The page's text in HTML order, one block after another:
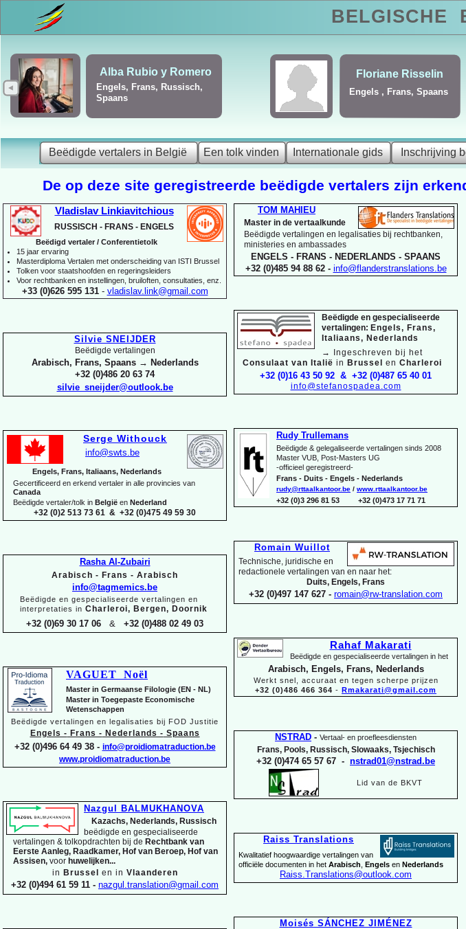
Beëdigde vertalers
Beëdigde vertalers in België Een tolk vinden Internationale gids Inschrijving
Frédérique Christiaens
Engels, Frans, Portugees,
Spaans
Alba Carvajal
Duits, Engels,
Portugees, Spaans
BELGISCHE
De op deze site geregistreerde beëdigde vertalers zijn
TOM MAHIEU
Master in de vertaalkunde
Beëdigde vertalingen en legalisaties bij rechtbanken,
ministeries en ambassades
ENGELS - FRANS - NEDERLANDS - SPAANS
+32 (0)485 94 88 62 - info@flanderstranslations.be
Beëdigde en gespecialiseerde
vertalingen: Engels, Frans,
Italiaans, Nederlands
→
Ingeschreven bij het
Consulaat van Italië in Brussel en Charleroi
+32 (0)16 43 50 92 & +32 (0)487 65 40 01
info@stefanospadea.com
Rudy Trullemans
Beëdigde & gelegaliseerde vertalingen sinds 2008
Master VUB, Post-Masters UG
-officieel geregistreerd-
Frans - Duits - Engels - Nederlands
rudy@rttaalkantoor.be / www.rttaalkantoor.be
+32 (0)3 296 81 53 +32 (0)473 17 71 71
Romain Wuillot
Technische, juridische en
redactionele vertalingen van en naar het:
Duits, Engels, Frans
+32 (0)497 147 627 - romain@rw-translation.com
Rahaf Makarati
Beëdigde en gespecialiseerde vertalingen in het
Arabisch, Engels, Frans, Nederlands
Werkt snel, accuraat en tegen scherpe prijzen
+32 (0)486 466 364 - Rmakarati@gmail.com
NSTRAD - Vertaal- en proefleesdiensten
Frans, Pools, Russisch, Slowaaks, Tsjechisch
+32 (0)474 65 57 67 - nstrad01@nstrad.be
Lid van de BKVT
Raiss Translations
Kwalitatief hoogwaardige vertalingen van
officiële documenten in het Arabisch Engels en Nederlands
Raiss .Translations@outlook.com
Moisés SÁNCHEZ JIMÉNEZ
Vladislav Linkiavitchious
RUSSISCH - FRANS - ENGELS
Beëdigd vertaler / Conferentietolk
15 jaar ervaring
Masterdiploma Vertalen met onderscheiding van ISTI Brussel
Tolken voor staatshoofden en regeringsleiders
Voor rechtbanken en instellingen, bruiloften, consultaties, enz.
+33 (0)626 595 131- vladislav.link@gmail.com
Silvie SNEIJDER
Beëdigde vertalingen
Arabisch, Frans, Spaans → Nederlands
+32 (0)486 20 63 74
silvie_sneijder@outlook.be
Serge Withouck
info@swts.be
Engels, Frans, Italiaans, Nederlands
Gecertificeerd en erkend vertaler in alle provincies van
Canada
Beëdigde vertaler/tolk in België en Nederland
+32 (0)2 513 73 61 & +32 (0)475 49 59 30
Rasha Al-Zubairi
Arabisch - Frans - Arabisch
info@tagmemics.be
Beëdigde en gespecialiseerde vertalingen en
interpretaties in Charleroi, Bergen, Doornik
+32 (0)69 30 17 06 & +32 (0)488 02 49 03
VAGUET Noël
Master in Germaanse Filologie (EN - NL)
Master in Toegepaste Economische
Wetenschappen
Beëdigde vertalingen en legalisaties bij FOD Justitie
Engels - Frans - Nederlands - Spaans
+32 (0)496 64 49 38 - info@proidiomatraduction.be
www.proidiomatraduction.be
Nazgul BALMUKHANOVA
Kazachs, Nederlands, Russisch
beëdigde en gespecialiseerde
vertalingen & tolkopdrachten bij de Rechtbank van
Eerste Aanleg, Raadkamer, Hof van Beroep, Hof van
Assisen, voor huwelijken...
in Brussel en in Vlaanderen
+32 (0)494 61 59 11 - nazgul.translation@gmail.com